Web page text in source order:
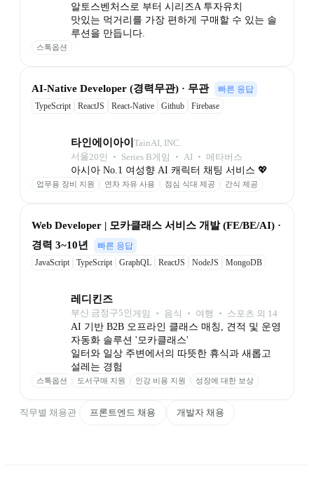
알토스벤처스로 부터 시리즈A 투자유치
맛있는 먹거리를 가장 편하게 구매할 수 있는 솔
루션을 만듭니다.
스톡옵션
AI-Native Developer (경력무관) · 무관
빠른 응답
TypeScript
ReactJS React-Native Github Firebase
타인에이아이 TainAI, INC.
서울20인 ‧ Series B게임 ‧ AI ‧ 메타버스
아시아 No.1 여성향 AI 캐릭터 채팅 서비스 💖
업무용 장비 지원 연차 자유 사용 점심 식대 제공 간식 제공
Web Developer | 모카클래스 서비스 개발 (FE/BE/AI) ·
경력 3~10년
빠른 응답
JavaScript
TypeScript GraphQL ReactJS NodeJS
MongoDB
레디킨즈
부산 금정구5인 게임 ‧ 음식 ‧ 여행 ‧ 스포츠 외 14
AI 기반 B2B 오프라인 클래스 매칭, 견적 및 운영
자동화 솔루션 '모카클래스'
일터와 일상 주변에서의 따뜻한 휴식과 새롭고
설레는 경험
스톡옵션 도서구매 지원 인강 비용 지원 성장에 대한 보상
직무별 채용관 프론트엔드 채용 개발자 채용